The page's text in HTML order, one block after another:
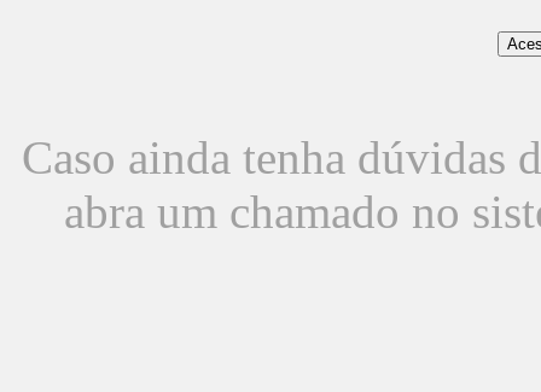
Caso ainda tenha dúvidas
abra um chamado no